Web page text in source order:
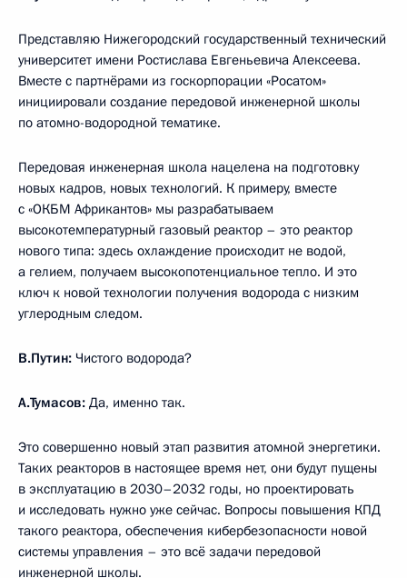
Представляю Нижегородский государственный технический
университет имени Ростислава Евгеньевича Алексеева.
Вместе с партнёрами из госкорпорации «Росатом»
инициировали создание передовой инженерной школы
по атомно-водородной тематике.
Передовая инженерная школа нацелена на подготовку
новых кадров, новых технологий. К примеру, вместе
с «ОКБМ Африкантов» мы разрабатываем
высокотемпературный газовый реактор – это реактор
нового типа: здесь охлаждение происходит не водой,
а гелием, получаем высокопотенциальное тепло. И это
ключ к новой технологии получения водорода с низким
углеродным следом.
В.Путин: Чистого водорода?
А.Тумасов: Да, именно так.
Это совершенно новый этап развития атомной энергетики.
Таких реакторов в настоящее время нет, они будут пущены
в эксплуатацию в 2030–2032 годы, но проектировать
и исследовать нужно уже сейчас. Вопросы повышения КПД
такого реактора, обеспечения кибербезопасности новой
системы управления – это всё задачи передовой
инженерной школы.